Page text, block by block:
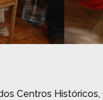
Centros
passe?